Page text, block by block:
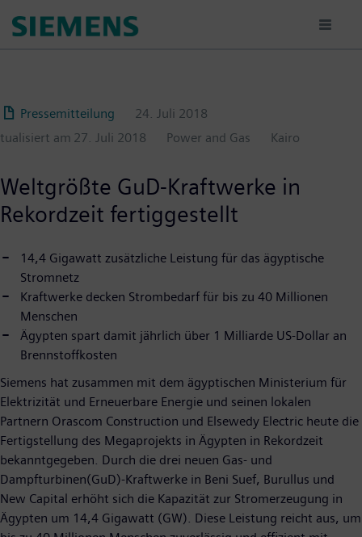
para
Pressemitteilung
24. Juli 2018
am 27. Juli 2018 Power and Gas Kairo
Weltgrößte GuD-Kraftwerke in
Rekordzeit fertiggestellt
14,4 Gigawatt zusätzliche Leistung für das ägyptische
Stromnetz
Kraftwerke decken Strombedarf für bis zu 40 Millionen
Menschen
Ägypten spart damit jährlich über 1 Milliarde US-Dollar an
Brennstoffkosten
Siemens hat zusammen mit dem ägyptischen Ministerium für
Elektrizität und Erneuerbare Energie und seinen lokalen
Partnern Orascom Construction und Elsewedy Electric heute die
Fertigstellung des Megaprojekts in Ägypten in Rekordzeit
bekanntgegeben. Durch die drei neuen Gas- und
Dampfturbinen(GuD)-Kraftwerke in Beni Suef, Burullus und
New Capital erhöht sich die Kapazität zur Stromerzeugung in
Ägypten um 14,4 Gigawatt (GW). Diese Leistung reicht aus, um